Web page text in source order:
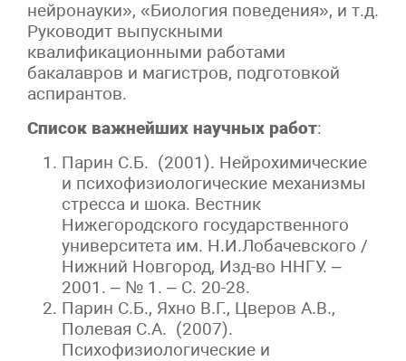
нейронауки», «Биология поведения», и т.д.
Руководит выпускными
квалификационными работами
бакалавров и магистров, подготовкой
аспирантов.
Список важнейших научных работ:
Парин С.Б. (2001). Нейрохимические
и психофизиологические механизмы
стресса и шока. Вестник
Нижегородского государственного
университета им. Н.И.Лобачевского /
Нижний Новгород, Изд-во ННГУ. –
2001. – № 1. – С. 20-28.
Парин С.Б., Яхно В.Г., Цверов А.В.,
Полевая С.А. (2007).
Психофизиологические и